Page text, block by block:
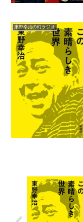
東野幸治の幻ラジオ